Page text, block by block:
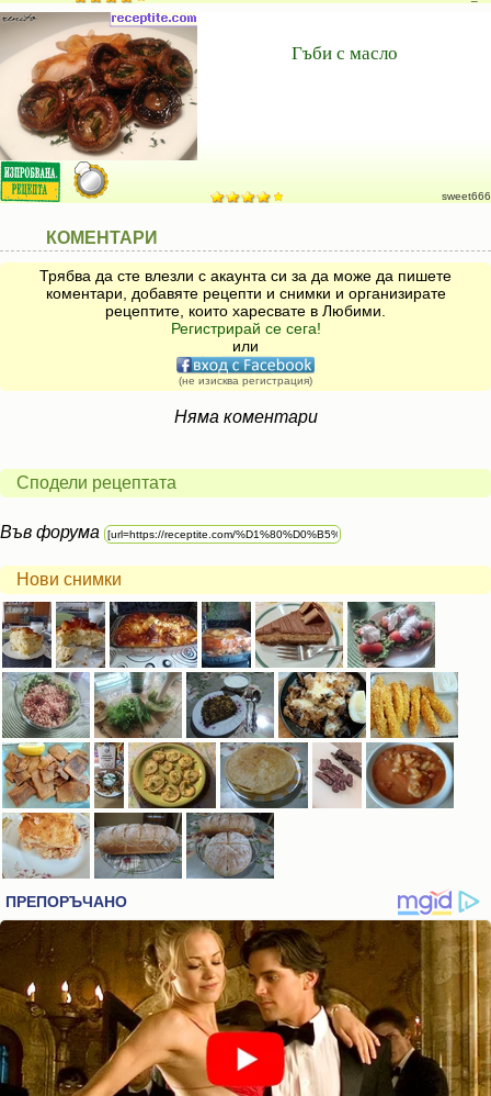
Гъби с масло
sweet666
КОМЕНТАРИ
Трябва да сте влезли с акаунта си за да може да пишете
коментари, добавяте рецепти и снимки и организирате
рецептите, които харесвате в Любими.
Регистрирай се сега!
или
(не изисква регистрация)
Няма коментари
Сподели рецептата
Във форума
Нови снимки